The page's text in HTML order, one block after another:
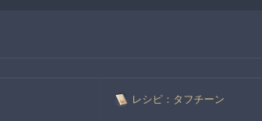
レシピ：タフチーン